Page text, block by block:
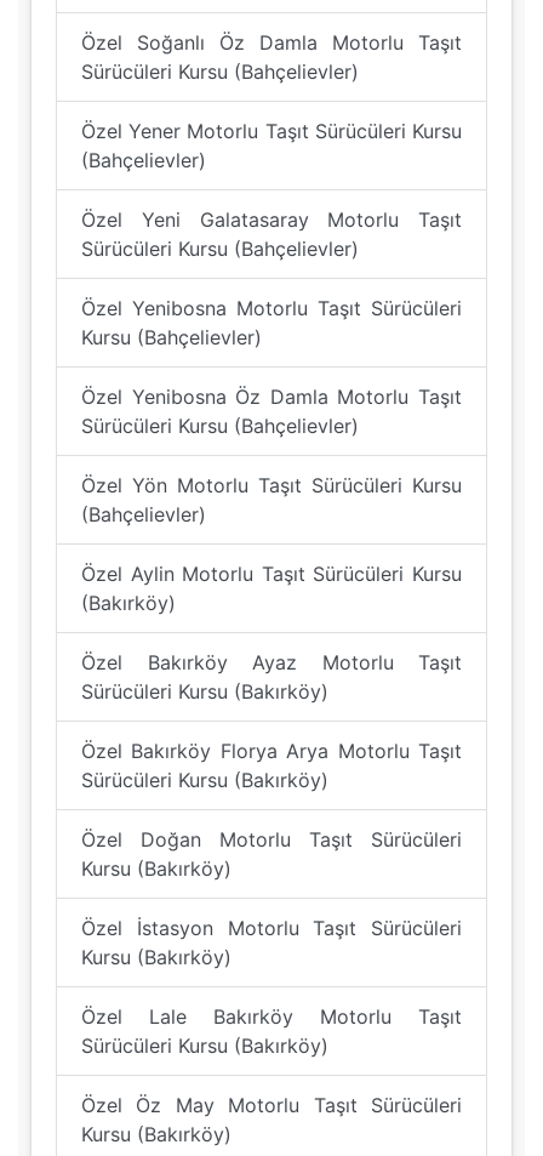
Özel Soğanlı Öz Damla Motorlu Taşıt
Sürücüleri Kursu (Bahçelievler)
Özel Yener Motorlu Taşıt Sürücüleri Kursu
(Bahçelievler)
Özel Yeni Galatasaray Motorlu Taşıt
Sürücüleri Kursu (Bahçelievler)
Özel Yenibosna Motorlu Taşıt Sürücüleri
Kursu (Bahçelievler)
Özel Yenibosna Öz Damla Motorlu Taşıt
Sürücüleri Kursu (Bahçelievler)
Özel Yön Motorlu Taşıt Sürücüleri Kursu
(Bahçelievler)
Özel Aylin Motorlu Taşıt Sürücüleri Kursu
(Bakırköy)
Özel Bakırköy Ayaz Motorlu Taşıt
Sürücüleri Kursu (Bakırköy)
Özel Bakırköy Florya Arya Motorlu Taşıt
Sürücüleri Kursu (Bakırköy)
Özel Doğan Motorlu Taşıt Sürücüleri
Kursu (Bakırköy)
Özel İstasyon Motorlu Taşıt Sürücüleri
Kursu (Bakırköy)
Özel Lale Bakırköy Motorlu Taşıt
Sürücüleri Kursu (Bakırköy)
Özel Öz May Motorlu Taşıt Sürücüleri
Kursu (Bakırköy)